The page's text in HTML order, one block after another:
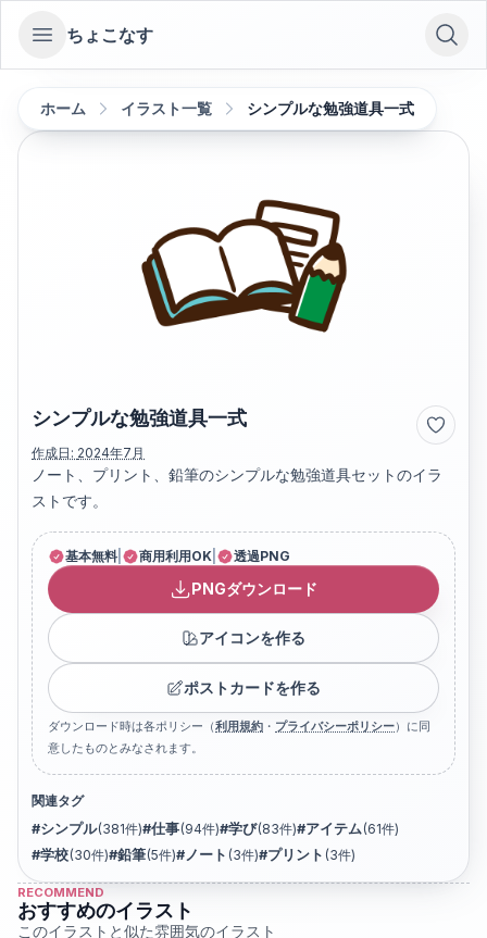
Open sidebar
ちょこなす
ホーム イラスト一覧 シンプルな勉強道具一式
シンプルな勉強道具一式
作成日: 2024年7月
ノート、プリント、鉛筆のシンプルな勉強道具セットのイラ
ストです。
基本無料 商用利用OK 透過PNG
PNGダウンロード
アイコンを作る
ポストカードを作る
ダウンロード時は各ポリシー（利用規約 ・ プライバシーポリシー）に同
意したものとみなされます。
関連タグ
#シンプル(381件)#仕事(94件)#学び(83件)#アイテム(61件)
#学校(30件)#鉛筆(5件)#ノート (3件)#プリント (3件)
RECOMMEND
おすすめのイラスト
このイラストと似た雰囲気のイラスト